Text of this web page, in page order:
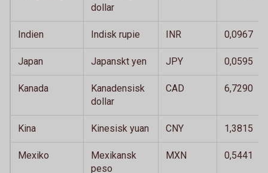
dollar
Indien Indisk rupie INR 0,0967
Japan Japanskt yen JPY 0,0595
Kanada
Kanadensisk
dollar
CAD 6,7290
Kina Kinesisk yuan CNY 1,3815
Mexiko
Mexikansk
peso
MXN 0,5441